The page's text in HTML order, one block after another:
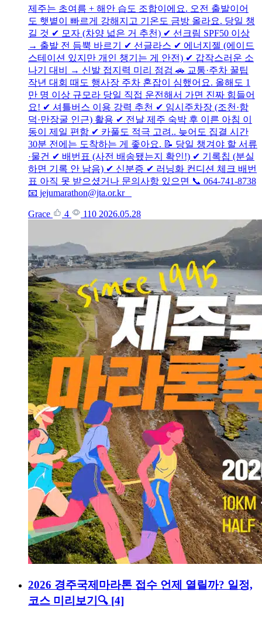
제주는 초여름 + 해안 습도 조합이에요. 오전 출발이어
도 햇볕이 빠르게 강해지고 기온도 금방 올라요. 당일 챙
길 것 ✔ 모자 (차양 넓은 거 추천) ✔ 선크림 SPF50 이상
→ 출발 전 듬뿍 바르기 ✔ 선글라스 ✔ 에너지젤 (에이드
스테이션 있지만 개인 챙기는 게 안전) ✔ 갑작스러운 소
나기 대비 → 신발 접지력 미리 점검 🚗 교통·주차 꿀팁
작년 대회 때도 행사장 주차 혼잡이 심했어요. 올해도 1
만 명 이상 규모라 당일 직접 운전해서 가면 진짜 힘들어
요! ✔ 셔틀버스 이용 강력 추천 ✔ 임시주차장 (조천·함
덕·만장굴 인근) 활용 ✔ 전날 제주 숙박 후 이른 아침 이
동이 제일 편함 ✔ 카풀도 적극 고려.. 늦어도 집결 시간
30분 전에는 도착하는 게 좋아요. 📝 당일 챙겨야 할 서류
·물건 ✔ 배번표 (사전 배송됐는지 확인!) ✔ 기록칩 (분실
하면 기록 안 남음) ✔ 신분증 ✔ 러닝화 컨디션 체크 배번
표 아직 못 받으셨거나 문의사항 있으면 📞 064-741-8738
📧 jejumarathon@jta.or.kr
Grace 4 110 2026.05.28
2026 경주국제마라톤 접수 언제 열릴까? 일정,
코스 미리보기🔍 [4]